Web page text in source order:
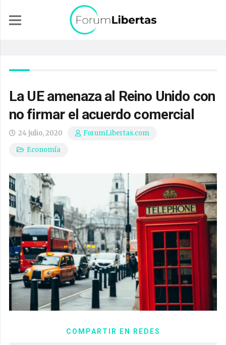
La UE amenaza al Reino Unido con
no firmar el acuerdo comercial
24 julio, 2020
ForumLibertas.com
Economía
COMPARTIR EN REDES